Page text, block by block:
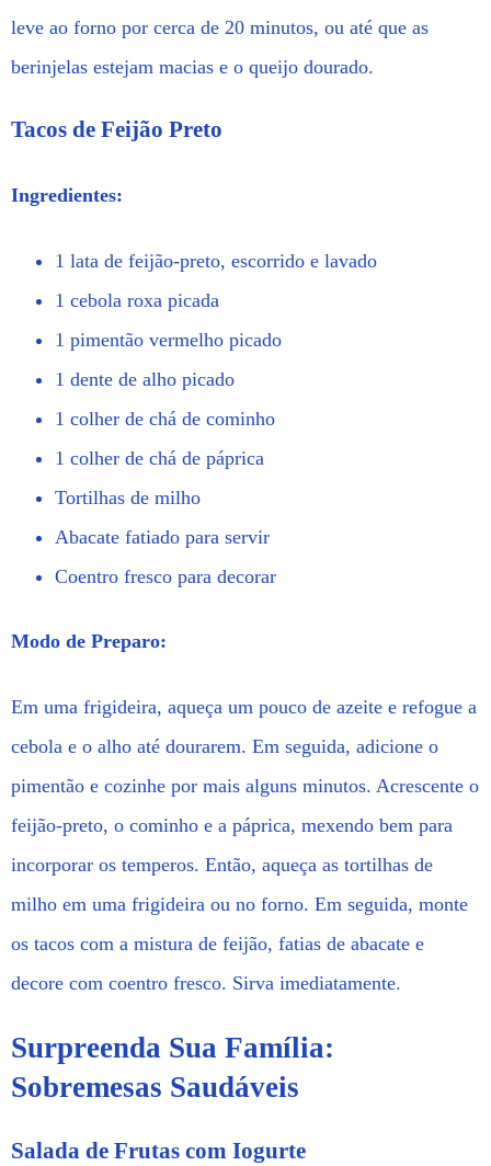
leve ao forno por cerca de 20 minutos, ou até que as
berinjelas estejam macias e o queijo dourado.
Tacos de Feijão Preto
Ingredientes:
1 lata de feijão-preto, escorrido e lavado
1 cebola roxa picada
1 pimentão vermelho picado
1 dente de alho picado
1 colher de chá de cominho
1 colher de chá de páprica
Tortilhas de milho
Abacate fatiado para servir
Coentro fresco para decorar
Modo de Preparo:
Em uma frigideira, aqueça um pouco de azeite e refogue a
cebola e o alho até dourarem. Em seguida, adicione o
pimentão e cozinhe por mais alguns minutos. Acrescente o
feijão-preto, o cominho e a páprica, mexendo bem para
incorporar os temperos. Então, aqueça as tortilhas de
milho em uma frigideira ou no forno. Em seguida, monte
os tacos com a mistura de feijão, fatias de abacate e
decore com coentro fresco. Sirva imediatamente.
Surpreenda Sua Família:
Sobremesas Saudáveis
Salada de Frutas com Iogurte